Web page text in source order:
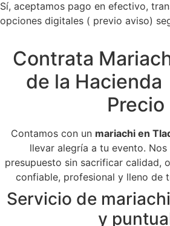
Sí, aceptamos pago en efectivo,
opciones digitales ( previo aviso)
Contrata
de la
Precio
Contamos con un mariachi en
llevar alegría a tu evento.
presupuesto sin sacrificar calidad,
confiable, profesional y lleno de
Servicio de
y